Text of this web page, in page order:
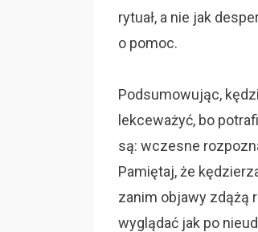
rytuał, a nie jak
o pomoc.
Podsumowując,
lekceważyć, bo
są: wczesne
Pamiętaj, że
zanim objawy zdążą
wyglądać jak po